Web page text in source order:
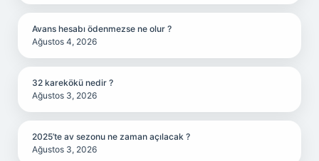
Avans hesabı ödenmezse ne olur ?
Ağustos 4, 2026
32 karekökü nedir ?
Ağustos 3, 2026
2025’te av sezonu ne zaman açılacak ?
Ağustos 3, 2026